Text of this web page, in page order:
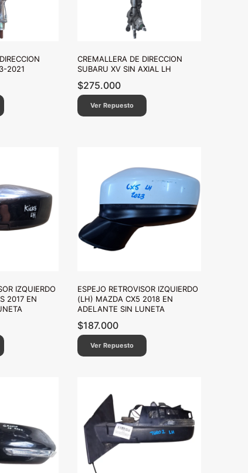
2021
CREMALLERA DE DIRECCION
SUBARU XV SIN AXIAL LH
$275.000
Ver Repuesto
IZQUIERDO
2017 EN
ESPEJO RETROVISOR IZQUIERDO
(LH) MAZDA CX5 2018 EN
ADELANTE SIN LUNETA
$187.000
Ver Repuesto